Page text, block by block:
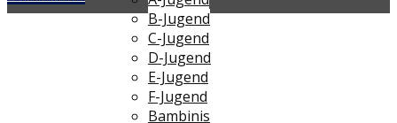
B-Jugend
C-Jugend
D-Jugend
E-Jugend
F-Jugend
Bambinis